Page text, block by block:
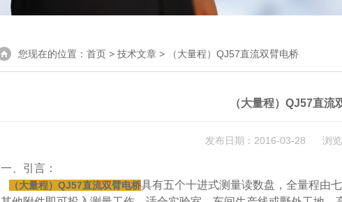
您现在的位置： 首页 > 技术文章 > （大量程）QJ57直流双臂电桥
（大量程）QJ57直流
发布日期：2016-03-28 浏览
一、引言：
（大量程）QJ57直流双臂电桥具有五个十进式测量读数盘，全量程由